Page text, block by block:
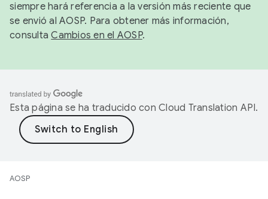
siempre hará referencia a la versión más reciente que
se envió al AOSP. Para obtener más información,
consultaCambios en el AOSP.
Esta página se ha traducido con Cloud Translation API.
AOSP